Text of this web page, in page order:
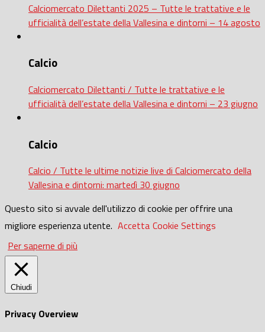
Calciomercato Dilettanti 2025 – Tutte le trattative e le
ufficialità dell’estate della Vallesina e dintorni – 14 agosto
Calcio
Calciomercato Dilettanti / Tutte le trattative e le
ufficialità dell’estate della Vallesina e dintorni – 23 giugno
Calcio
Calcio / Tutte le ultime notizie live di Calciomercato della
Vallesina e dintorni: martedì 30 giugno
Questo sito si avvale dell'utilizzo di cookie per offrire una
migliore esperienza utente. Accetta Cookie Settings
Per saperne di più
Chiudi
Privacy Overview